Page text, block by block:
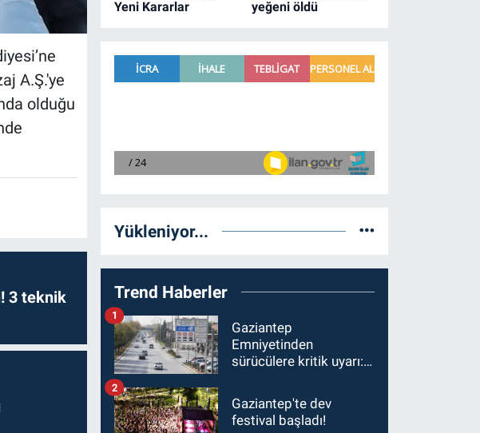
A.Ş.'ye
olduğu
3 teknik
Yeni Kararlar
yeğeni öldü
Yükleniyor...
Trend Haberler
Gaziantep
Emniyetinden
sürücülere kritik uyarı: 1
ceza alabilirsiniz!
1
Gaziantep'te dev
festival başladı!
2